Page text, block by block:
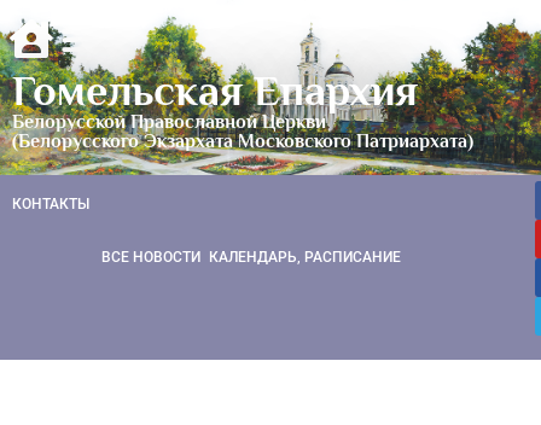
Гомельская Епархия
Белорусской Православной Церкви
(Белорусского Экзархата Московского Патриархата)
КОНТАКТЫ
ВСЕ НОВОСТИ КАЛЕНДАРЬ, РАСПИСАНИЕ